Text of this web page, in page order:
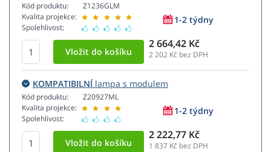
Kód produktu:
Kvalita projekce:
Spolehlivost:
Z1236GLM
1-2 týdny
2 664,42 Kč
2 202 Kč bez DPH
KOMPATIBILNÍlampa s modulem
Kód produktu:
Kvalita projekce:
Spolehlivost:
Z20927ML
1-2 týdny
2 222,77 Kč
1 837 Kč bez DPH